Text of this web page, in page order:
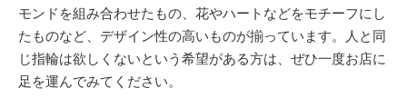
モンドを組み合わせたもの、花やハートなどをモチーフにし
たものなど、デザイン性の高いものが揃っています。人と同
じ指輪は欲しくないという希望がある方は、ぜひ一度お店に
足を運んでみてください。